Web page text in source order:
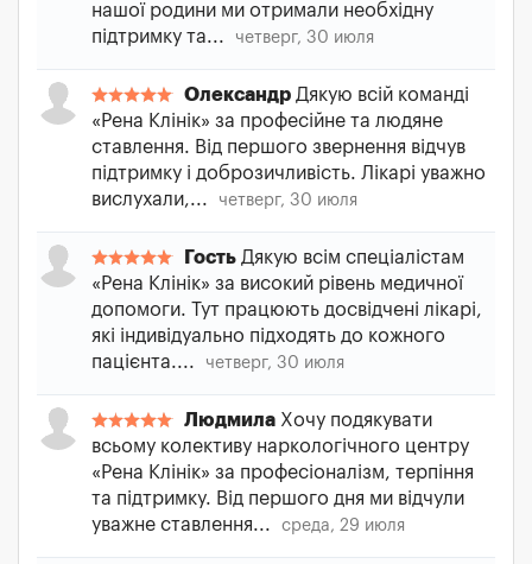
нашої родини ми отримали необхідну
підтримку та...
четверг, 30 июля
Олександр Дякую всій команді
«Рена Клінік» за професійне та людяне
ставлення. Від першого звернення відчув
підтримку і доброзичливість. Лікарі уважно
вислухали,...
четверг, 30 июля
Гость Дякую всім спеціалістам
«Рена Клінік» за високий рівень медичної
допомоги. Тут працюють досвідчені лікарі,
які індивідуально підходять до кожного
пацієнта....
четверг, 30 июля
Людмила Хочу подякувати
всьому колективу наркологічного центру
«Рена Клінік» за професіоналізм, терпіння
та підтримку. Від першого дня ми відчули
уважне ставлення...
среда, 29 июля